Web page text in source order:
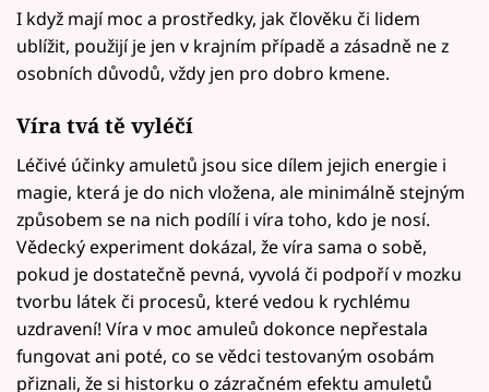
I když mají moc a prostředky, jak člověku či lidem
ublížit, použijí je jen v krajním případě a zásadně ne z
osobních důvodů, vždy jen pro dobro kmene.
Víra tvá tě vyléčí
Léčivé účinky amuletů jsou sice dílem jejich energie i
magie, která je do nich vložena, ale minimálně stejným
způsobem se na nich podílí i víra toho, kdo je nosí.
Vědecký experiment dokázal, že víra sama o sobě,
pokud je dostatečně pevná, vyvolá či podpoří v mozku
tvorbu látek či procesů, které vedou k rychlému
uzdravení! Víra v moc amuleů dokonce nepřestala
fungovat ani poté, co se vědci testovaným osobám
přiznali, že si historku o zázračném efektu amuletů